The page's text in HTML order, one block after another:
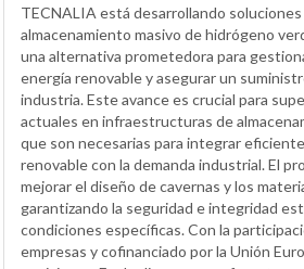
TECNALIA está desarrollando
almacenamiento masivo de hidrógeno
una alternativa prometedora para
energía renovable y asegurar un
industria. Este avance es crucial para
actuales en infraestructuras de
que son necesarias para integrar
renovable con la demanda industrial. El
mejorar el diseño de cavernas y los
garantizando la seguridad e integridad
condiciones específicas. Con la
empresas y cofinanciado por la Unión